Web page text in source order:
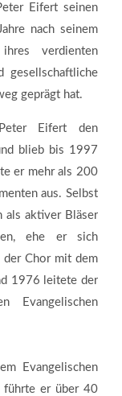
Eifert seinen
nach seinem
verdienten
gesellschaftliche
geprägt hat.
Eifert den
blieb bis 1997
er mehr als 200
aus. Selbst
als aktiver Bläser
ehe er sich
Chor mit dem
1976 leitete der
Evangelischen
Evangelischen
führte er über 40